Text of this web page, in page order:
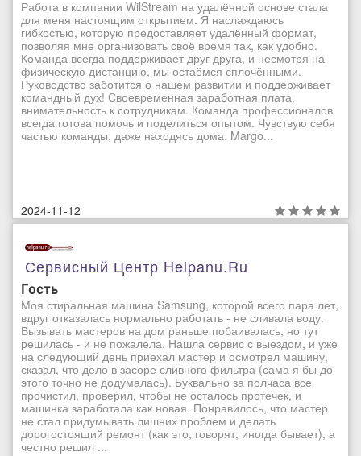
Работа в компании WilStream на удалённой основе стала
для меня настоящим открытием. Я наслаждаюсь
гибкостью, которую предоставляет удалённый формат,
позволяя мне организовать своё время так, как удобно.
Команда всегда поддерживает друг друга, и несмотря на
физическую дистанцию, мы остаёмся сплочёнными.
Руководство заботится о нашем развитии и поддерживает
командный дух! Своевременная заработная плата,
внимательность к сотрудникам. Команда профессионалов
всегда готова помочь и поделиться опытом. Чувствую себя
частью команды, даже находясь дома. Margo...
2024-11-12
Сервисный Центр Helpanu.ru
Гость
Моя стиральная машина Samsung, которой всего пара лет,
вдруг отказалась нормально работать - не сливала воду.
Вызывать мастеров на дом раньше побаивалась, но тут
решилась - и не пожалела. Нашла сервис с выездом, и уже
на следующий день приехал мастер и осмотрел машину,
сказал, что дело в засоре сливного фильтра (сама я бы до
этого точно не додумалась). Буквально за полчаса все
прочистил, проверил, чтобы не осталось протечек, и
машинка заработала как новая. Понравилось, что мастер
не стал придумывать лишних проблем и делать
дорогостоящий ремонт (как это, говорят, иногда бывает), а
честно решил ...